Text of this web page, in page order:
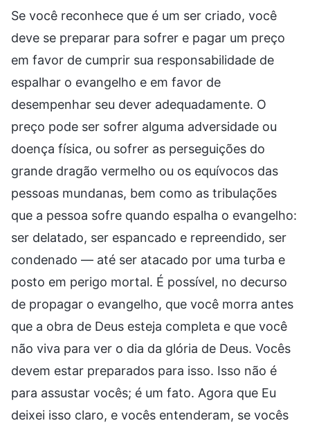
Se você reconhece que é um ser criado, você
deve se preparar para sofrer e pagar um preço
em favor de cumprir sua responsabilidade de
espalhar o evangelho e em favor de
desempenhar seu dever adequadamente. O
preço pode ser sofrer alguma adversidade ou
doença física, ou sofrer as perseguições do
grande dragão vermelho ou os equívocos das
pessoas mundanas, bem como as tribulações
que a pessoa sofre quando espalha o evangelho:
ser delatado, ser espancado e repreendido, ser
condenado — até ser atacado por uma turba e
posto em perigo mortal. É possível, no decurso
de propagar o evangelho, que você morra antes
que a obra de Deus esteja completa e que você
não viva para ver o dia da glória de Deus. Vocês
devem estar preparados para isso. Isso não é
para assustar vocês; é um fato. Agora que Eu
deixei isso claro, e vocês entenderam, se vocês